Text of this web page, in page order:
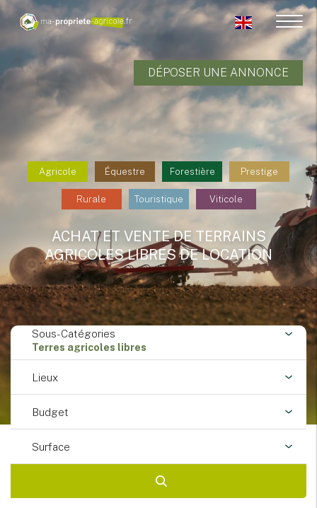
DÉPOSER UNE ANNONCE
Agricole Équestre Forestière Prestige
Rurale Touristique Viticole
ACHAT ET VENTE DE TERRAINS
AGRICOLES LIBRES DE LOCATION
Sous-Catégories
Terres agricoles libres
Lieux
Budget
Surface